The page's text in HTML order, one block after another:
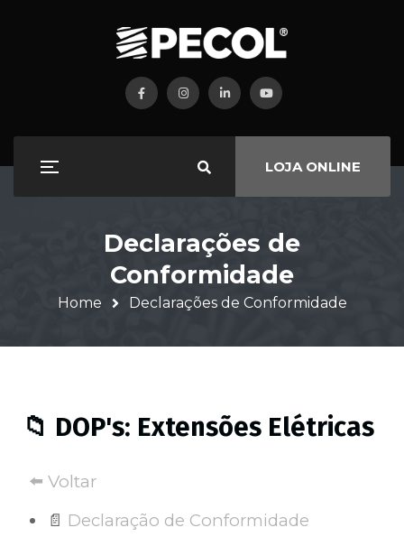
LOJA ONLINE
Declarações de
Conformidade
Home Declarações de Conformidade
📁 DOP's: Extensões Elétricas
⬅️ Voltar
📄 Declaração de Conformidade